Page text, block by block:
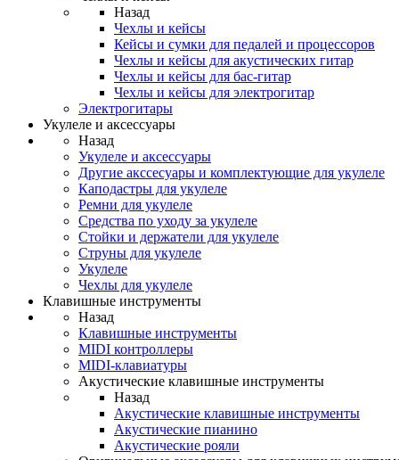
Назад
Чехлы и кейсы
Кейсы и сумки для педалей и процессоров
Чехлы и кейсы для акустических гитар
Чехлы и кейсы для бас-гитар
Чехлы и кейсы для электрогитар
Электрогитары
Укулеле и аксессуары
Назад
Укулеле и аксессуары
Другие акссесуары и комплектующие для укулеле
Каподастры для укулеле
Ремни для укулеле
Средства по уходу за укулеле
Стойки и держатели для укулеле
Струны для укулеле
Укулеле
Чехлы для укулеле
Клавишные инструменты
Назад
Клавишные инструменты
MIDI контроллеры
MIDI-клавиатуры
Акустические клавишные инструменты
Назад
Акустические клавишные инструменты
Акустические пианино
Акустические рояли